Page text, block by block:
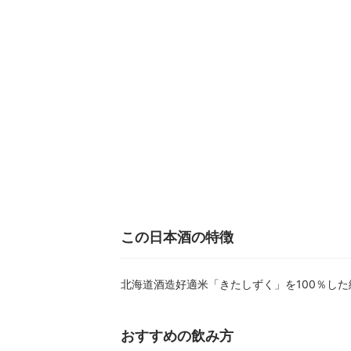
この日本酒の特徴
北海道酒造好適米「きたしずく」を100％した
おすすめの飲み方